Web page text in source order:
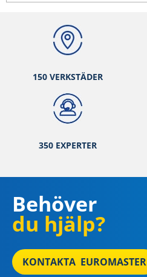
150 VERKSTÄDER
350 EXPERTER
Behöver
du hjälp?
KONTAKTA EUROMASTER